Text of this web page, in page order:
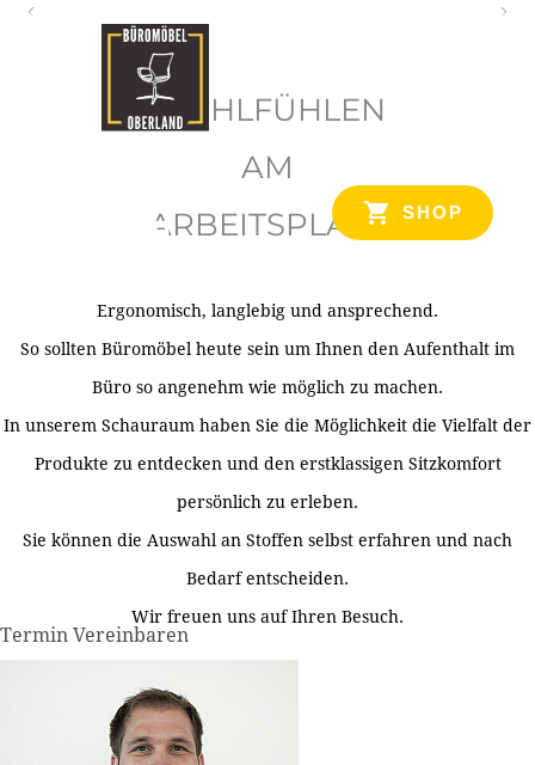
SHOP
WOHLFÜHLEN
AM
ARBEITSPLATZ
Ergonomisch, langlebig und ansprechend.
So sollten Büromöbel heute sein um Ihnen den Aufenthalt im
Büro so angenehm wie möglich zu machen.
In unserem Schauraum haben Sie die Möglichkeit die Vielfalt der
Produkte zu entdecken und den erstklassigen Sitzkomfort
persönlich zu erleben.
Sie können die Auswahl an Stoffen selbst erfahren und nach
Bedarf entscheiden.
Wir freuen uns auf Ihren Besuch.
Termin Vereinbaren